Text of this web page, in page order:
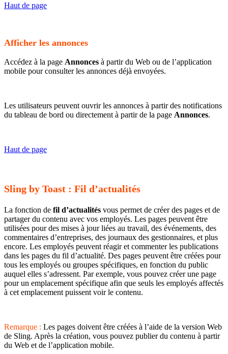
Haut de page
Afficher les annonces
Accédez à la page Annonces à partir du Web ou de l’application
mobile pour consulter les annonces déjà envoyées.
Les utilisateurs peuvent ouvrir les annonces à partir des notifications
du tableau de bord ou directement à partir de la page Annonces.
Haut de page
Sling by Toast : Fil d’actualités
La fonction de fil d’actualités vous permet de créer des pages et de
partager du contenu avec vos employés. Les pages peuvent être
utilisées pour des mises à jour liées au travail, des événements, des
commentaires d’entreprises, des journaux des gestionnaires, et plus
encore. Les employés peuvent réagir et commenter les publications
dans les pages du fil d’actualité. Des pages peuvent être créées pour
tous les employés ou groupes spécifiques, en fonction du public
auquel elles s’adressent. Par exemple, vous pouvez créer une page
pour un emplacement spécifique afin que seuls les employés affectés
à cet emplacement puissent voir le contenu.
Remarque : Les pages doivent être créées à l’aide de la version Web
de Sling. Après la création, vous pouvez publier du contenu à partir
du Web et de l’application mobile.